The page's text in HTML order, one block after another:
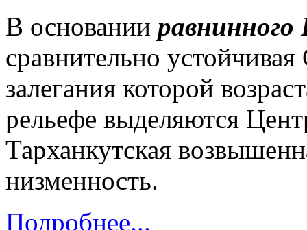
В основании
сравнительно
залегания которой
рельефе выделяются
Тарханкутская
низменность.
Подробнее...